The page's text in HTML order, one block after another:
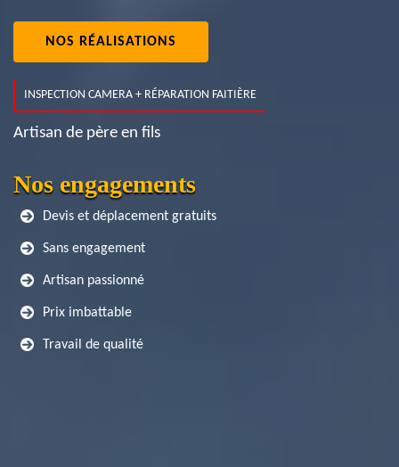
NOS RÉALISATIONS
INSPECTION CAMERA + RÉPARATION FAITIÈRE
Artisan de père en fils
Nos engagements
Devis et déplacement gratuits
Sans engagement
Artisan passionné
Prix imbattable
Travail de qualité